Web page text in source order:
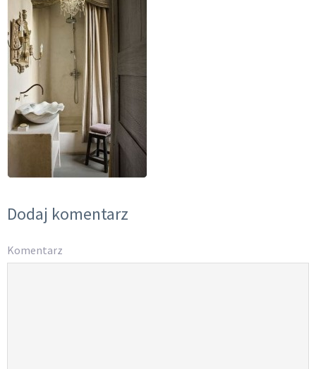
Dodaj komentarz
Komentarz